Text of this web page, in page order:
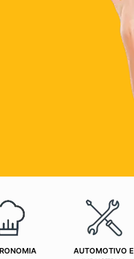
AUTOMOTIVO E